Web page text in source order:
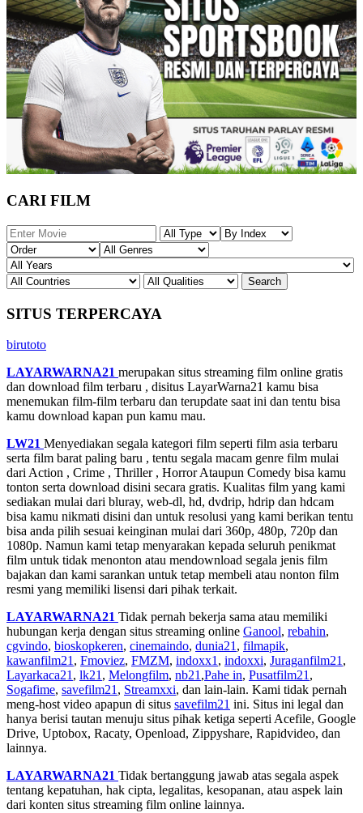
CARI FILM
SITUS TERPERCAYA
birutoto
LAYARWARNA21 merupakan situs streaming film online gratis
dan download film terbaru , disitus LayarWarna21 kamu bisa
menemukan film-film terbaru dan terupdate saat ini dan tentu bisa
kamu download kapan pun kamu mau.
LW21 Menyediakan segala kategori film seperti film asia terbaru
serta film barat paling baru , tentu segala macam genre film mulai
dari Action , Crime , Thriller , Horror Ataupun Comedy bisa kamu
tonton serta download disini secara gratis. Kualitas film yang kami
sediakan mulai dari bluray, web-dl, hd, dvdrip, hdrip dan hdcam
bisa kamu nikmati disini dan untuk resolusi yang kami berikan tentu
bisa anda pilih sesuai keinginan mulai dari 360p, 480p, 720p dan
1080p. Namun kami tetap menyarakan kepada seluruh penikmat
film untuk tidak menonton atau mendownload segala jenis film
bajakan dan kami sarankan untuk tetap membeli atau nonton film
resmi yang memiliki lisensi dari pihak terkait.
LAYARWARNA21 Tidak pernah bekerja sama atau memiliki
hubungan kerja dengan situs streaming online Ganool, rebahin,
cgvindo, bioskopkeren, cinemaindo, dunia21, filmapik,
kawanfilm21, Fmoviez, FMZM, indoxx1, indoxxi, Juraganfilm21,
Layarkaca21, lk21, Melongfilm, nb21,Pahe in, Pusatfilm21,
Sogafime, savefilm21, Streamxxi, dan lain-lain. Kami tidak pernah
meng-host video apapun di situs savefilm21 ini. Situs ini legal dan
hanya berisi tautan menuju situs pihak ketiga seperti Acefile, Google
Drive, Uptobox, Racaty, Openload, Zippyshare, Rapidvideo, dan
lainnya.
LAYARWARNA21 Tidak bertanggung jawab atas segala aspek
tentang kepatuhan, hak cipta, legalitas, kesopanan, atau aspek lain
dari konten situs streaming film online lainnya.